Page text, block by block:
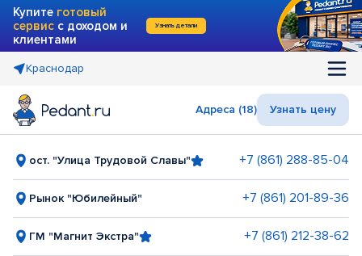
Купите готовый
сервис с доходом и
клиентами
Узнать детали
Краснодар
Адреса (18) Узнать цену
ост. "Улица Трудовой Славы" +7 (861) 288-85-04
Рынок "Юбилейный" +7 (861) 201-89-36
ГМ "Магнит Экстра" +7 (861) 212-38-62